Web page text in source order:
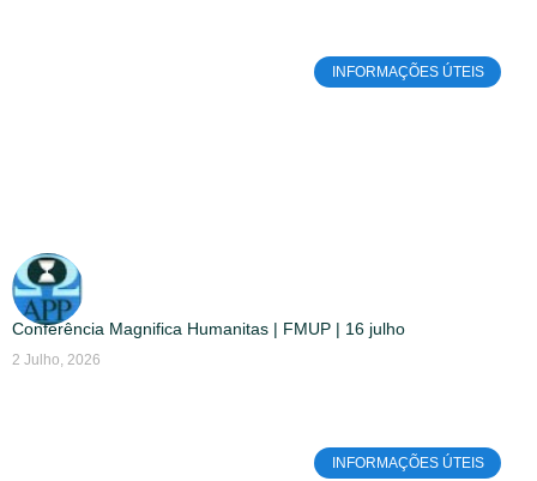
INFORMAÇÕES ÚTEIS
Conferência Magnifica Humanitas | FMUP | 16 julho
2 Julho, 2026
INFORMAÇÕES ÚTEIS